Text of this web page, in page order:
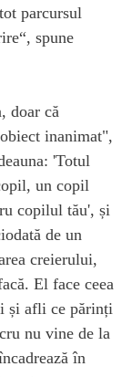
parcursul
spune
doar că
inanimat",
'Totul
un copil
copilul tău', și
de un
creierului,
El face ceea
și afli ce părinți
nu vine de la
în